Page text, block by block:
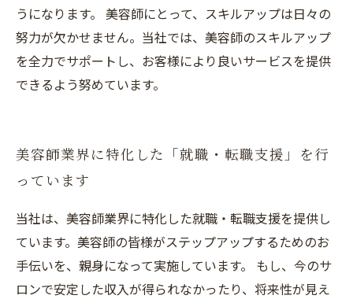
うになります。 美容師にとって、スキルアップは日々の
努力が欠かせません。当社では、美容師のスキルアップ
を全力でサポートし、お客様により良いサービスを提供
できるよう努めています。
美容師業界に特化した「就職・転職支援」を行
っています
当社は、美容師業界に特化した就職・転職支援を提供し
ています。美容師の皆様がステップアップするためのお
手伝いを、親身になって実施しています。 もし、今のサ
ロンで安定した収入が得られなかったり、将来性が見え